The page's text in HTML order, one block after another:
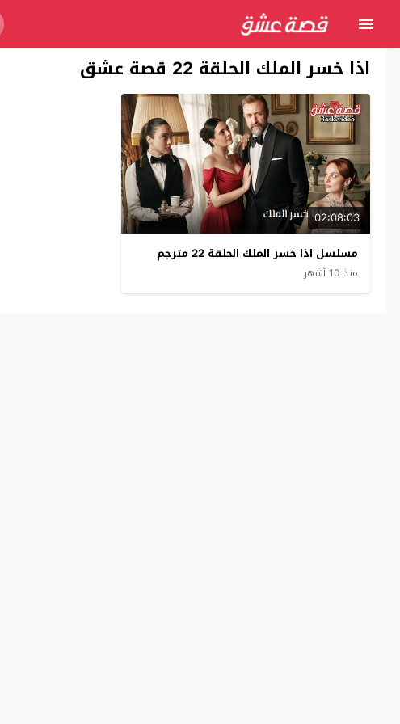
اذا خسر الملك الحلقة 22 قصة عشق
02:08:03
مسلسل اذا خسر الملك الحلقة 22 مترجم
منذ 10 أشهر